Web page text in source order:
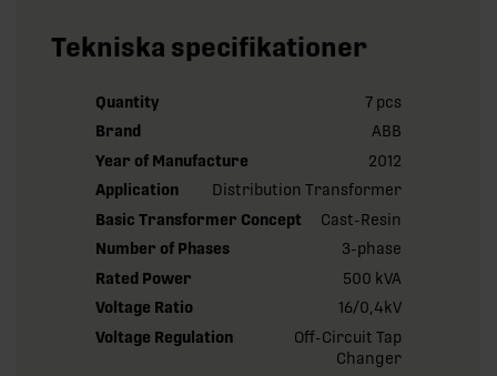
Tekniska specifikationer
Quantity
7 pcs
Brand
ABB
Year of Manufacture
2012
Application
Distribution Transformer
Basic Transformer Concept
Cast-Resin
Number of Phases
3-phase
Rated Power
500 kVA
Voltage Ratio
16/0,4kV
Voltage Regulation
Off-Circuit Tap
Changer